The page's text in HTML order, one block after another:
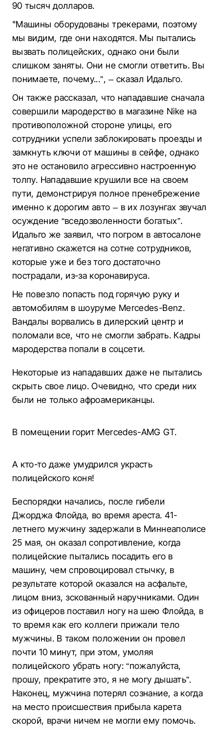
90 тысяч долларов.
"Машины оборудованы трекерами, поэтому
мы видим, где они находятся. Мы пытались
вызвать полицейских, однако они были
слишком заняты. Они не смогли ответить. Вы
понимаете, почему...”, – сказал Идальго.
Он также рассказал, что нападавшие сначала
совершили мародерство в магазине Nike на
противоположной стороне улицы, его
сотрудники успели заблокировать проезды и
замкнуть ключи от машины в сейфе, однако
это не остановило агрессивно настроенную
толпу. Нападавшие крушили все на своем
пути, демонстрируя полное пренебрежение
именно к дорогим авто – в их лозунгах звучал
осуждение “вседозволенности богатых”.
Идальго же заявил, что погром в автосалоне
негативно скажется на сотне сотрудников,
которые уже и без того достаточно
пострадали, из-за коронавируса.
Не повезло попасть под горячую руку и
автомобилям в шоуруме Mercedes-Benz.
Вандалы ворвались в дилерский центр и
поломали все, что не смогли забрать. Кадры
мародерства попали в соцсети.
Некоторые из нападавших даже не пытались
скрыть свое лицо. Очевидно, что среди них
были не только афроамериканцы.
В помещении горит Mercedes-AMG GT.
А кто-то даже умудрился украсть
полицейского коня!
Беспорядки начались, после гибели
Джорджа Флойда, во время ареста. 41-
летнего мужчину задержали в Миннеаполисе
25 мая, он оказал сопротивление, когда
полицейские пытались посадить его в
машину, чем спровоцировал стычку, в
результате которой оказался на асфальте,
лицом вниз, зскованный наручниками. Один
из офицеров поставил ногу на шею Флойда, в
то время как его коллеги прижали тело
мужчины. В таком положении он провел
почти 10 минут, при этом, умоляя
полицейского убрать ногу: “пожалуйста,
прошу, прекратите это, я не могу дышать”.
Наконец, мужчина потерял сознание, а когда
на место происшествия прибыла карета
скорой, врачи ничем не могли ему помочь.